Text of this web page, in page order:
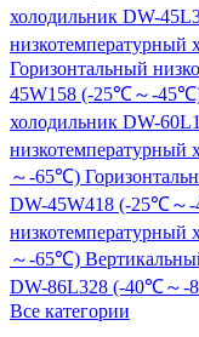
холодильник DW-
Горизонтальный
45W158 (-25℃～-
холодильник DW-
～-65℃)
DW-45W418 (-25℃～
～-65℃)
DW-86L328 (-40℃～-
Все категории